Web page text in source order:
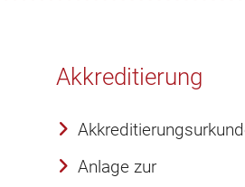
Akkreditierung
Anlage zur